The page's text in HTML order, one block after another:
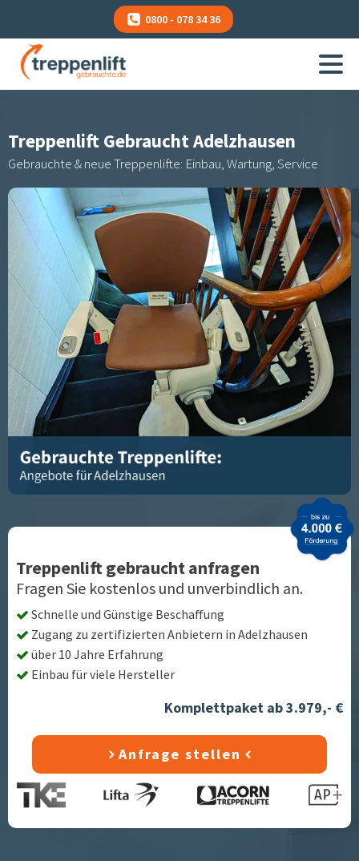
0800 - 078 34 36
Treppenlift GebrauchtAdelzhausen
Gebrauchte & neue Treppenlifte: Einbau, Wartung, Service
Treppenlift gebraucht anfragen
Fragen Sie kostenlos und unverbindlich an.
Schnelle und Günstige Beschaffung
Zugang zu zertifizierten Anbietern in Adelzhausen
über 10 Jahre Erfahrung
Einbau für viele Hersteller
Komplettpaket ab 3.979,- €
Anfrage stellen